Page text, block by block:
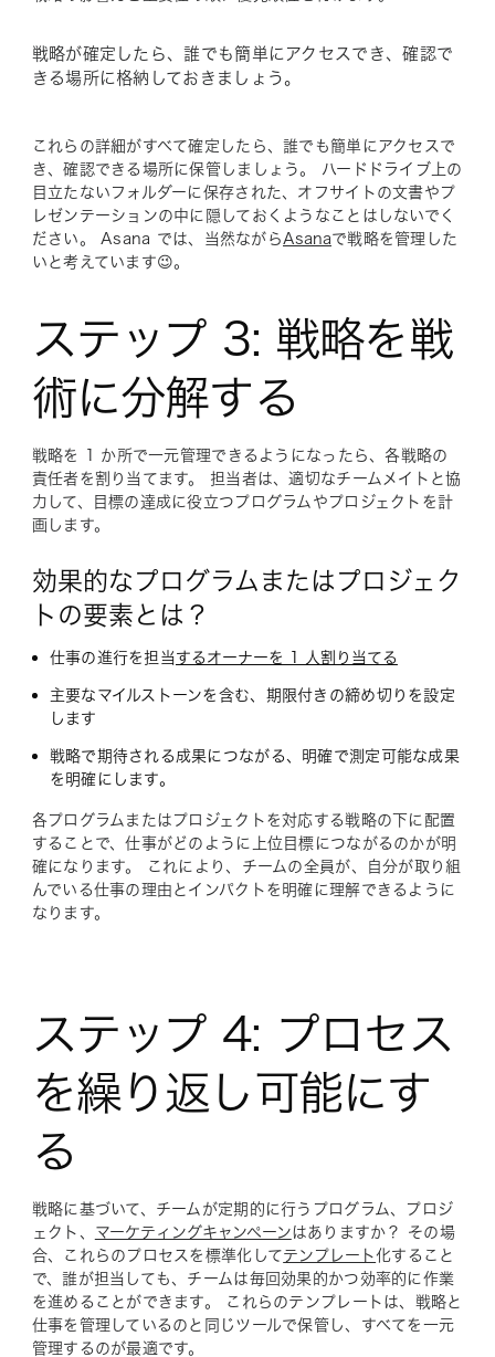
戦略が確定したら、誰でも簡単にアクセスでき、確認で
きる場所に格納しておきましょう。
これらの詳細がすべて確定したら、誰でも簡単にアクセスで
き、確認できる場所に保管しましょう。 ハードドライブ上の
目立たないフォルダーに保存された、オフサイトの文書やプ
レゼンテーションの中に隠しておくようなことはしないでく
ださい。 Asana では、当然ながら Asanaで戦略を管理した
いと考えています😉。
ステップ 3: 戦略を戦
術に分解する
戦略を 1 か所で一元管理できるようになったら、各戦略の
責任者を割り当てます。 担当者は、適切なチームメイトと協
力して、目標の達成に役立つプログラムやプロジェクトを計
画します。
効果的なプログラムまたはプロジェク
トの要素とは？
仕事の進行を担当するオーナーを 1 人割り当てる
主要なマイルストーンを含む、期限付きの締め切りを設定
します
戦略で期待される成果につながる、明確で測定可能な成果
を明確にします。
各プログラムまたはプロジェクトを対応する戦略の下に配置
することで、仕事がどのように上位目標につながるのかが明
確になります。 これにより、チームの全員が、自分が取り組
んでいる仕事の理由とインパクトを明確に理解できるように
なります。
ステップ 4: プロセス
を繰り返し可能にす
る
戦略に基づいて、チームが定期的に行うプログラム、プロジ
ェクト、 マーケティングキャンペーンはありますか？ その場
合、これらのプロセスを標準化してテンプレート化すること
で、誰が担当しても、チームは毎回効果的かつ効率的に作業
を進めることができます。 これらのテンプレートは、戦略と
仕事を管理しているのと同じツールで保管し、すべてを一元
管理するのが最適です。